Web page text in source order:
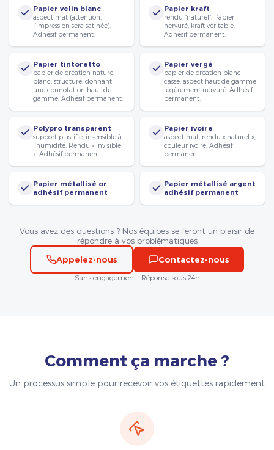
Papier velin blanc
aspect mat (attention,
l’impression sera satinée).
Adhésif permanent.
Papier kraft
rendu “naturel”. Papier
nervuré, kraft véritable.
Adhésif permanent.
Papier tintoretto
papier de création naturel
blanc, structuré, donnant
une connotation haut de
gamme. Adhésif permanent.
Papier vergé
papier de création blanc
cassé, aspect haut de gamme
légèrement nervuré. Adhésif
permanent.
Polypro transparent
support plastifié, insensible à
l’humidité. Rendu « invisible
». Adhésif permanent.
Papier ivoire
aspect mat, rendu « naturel »,
couleur ivoire. Adhésif
permanent.
Papier métallisé or
adhésif permanent
Papier métallisé argent
adhésif permanent
Vous avez des questions ? Nos équipes se feront un plaisir de
répondre à vos problématiques
Appelez-nous
Contactez-nous
Sans engagement · Réponse sous 24h
Comment ça marche ?
Un processus simple pour recevoir vos étiquettes rapidement